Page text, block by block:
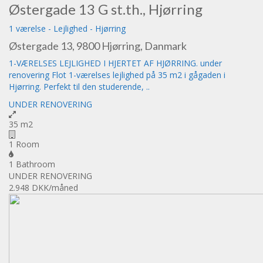
Østergade 13 G st.th., Hjørring
1 værelse - Lejlighed - Hjørring
Østergade 13, 9800 Hjørring, Danmark
1-VÆRELSES LEJLIGHED I HJERTET AF HJØRRING. under
renovering Flot 1-værelses lejlighed på 35 m2 i gågaden i
Hjørring. Perfekt til den studerende, ..
UNDER RENOVERING
35 m2
1 Room
1 Bathroom
UNDER RENOVERING
2.948 DKK/måned